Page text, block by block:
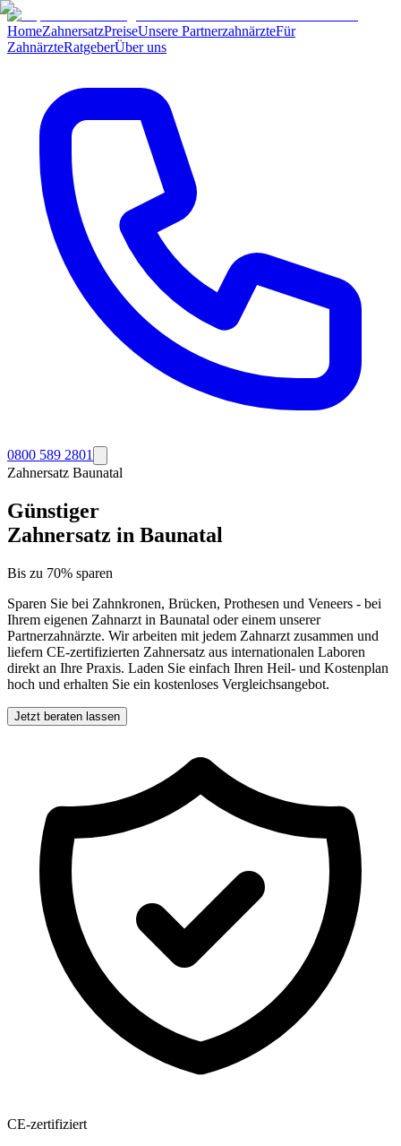
HomeZahnersatzPreiseUnsere PartnerzahnärzteFür
ZahnärzteRatgeberÜber uns
0800 589 2801
Zahnersatz Baunatal
Günstiger
Zahnersatz in Baunatal
Bis zu 70% sparen
Sparen Sie bei Zahnkronen, Brücken, Prothesen und Veneers - bei
Ihrem eigenen Zahnarzt in Baunatal oder einem unserer
Partnerzahnärzte. Wir arbeiten mit jedem Zahnarzt zusammen und
liefern CE-zertifizierten Zahnersatz aus internationalen Laboren
direkt an Ihre Praxis. Laden Sie einfach Ihren Heil- und Kostenplan
hoch und erhalten Sie ein kostenloses Vergleichsangebot.
Jetzt beraten lassen
CE-zertifiziert